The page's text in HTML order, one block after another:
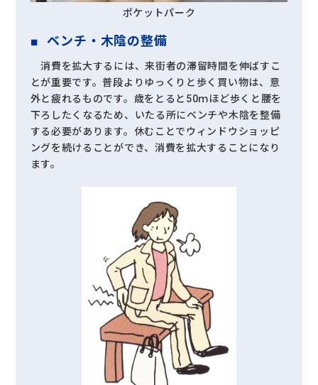
ポケットパーク
ベンチ・木陰の整備
消費を拡大するには、来街者の滞留時間を伸ばすこ
とが重要です。普段よりゆっくりと歩く買い物は、意
外と疲れるものです。歳をとると50ｍほど歩くと腰を
下ろしたくなるため、いたる所にベンチや木陰を整備
する必要があります。休むことでウィンドウショッピ
ングを続けることができ、消費を拡大することになり
ます。